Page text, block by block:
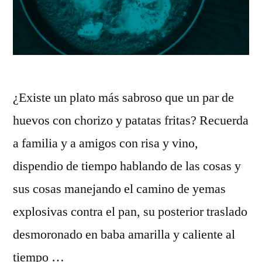
¿Existe un plato más sabroso que un par de
huevos con chorizo y patatas fritas? Recuerda
a familia y a amigos con risa y vino,
dispendio de tiempo hablando de las cosas y
sus cosas manejando el camino de yemas
explosivas contra el pan, su posterior traslado
desmoronado en baba amarilla y caliente al
tiempo …